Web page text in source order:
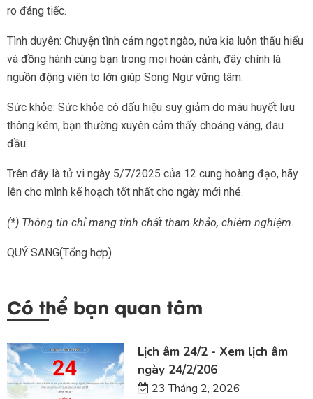
ro đáng tiếc.
Tình duyên: Chuyện tình cảm ngọt ngào, nửa kia luôn thấu hiểu
và đồng hành cùng bạn trong mọi hoàn cảnh, đây chính là
nguồn động viên to lớn giúp Song Ngư vững tâm.
Sức khỏe: Sức khỏe có dấu hiệu suy giảm do máu huyết lưu
thông kém, bạn thường xuyên cảm thấy choáng váng, đau
đầu.
Trên đây là tử vi ngày 5/7/2025 của 12 cung hoàng đạo, hãy
lên cho mình kế hoạch tốt nhất cho ngày mới nhé.
(*) Thông tin chỉ mang tính chất tham khảo, chiêm nghiệm.
QUÝ SANG(Tổng hợp)
Có thể bạn quan tâm
Lịch âm 24/2 - Xem lịch âm
ngày 24/2/206
23 Tháng 2, 2026